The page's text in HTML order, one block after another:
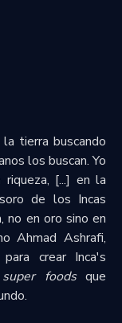
tierra buscando
los buscan. Yo
[...] en la
de los Incas
no en oro sino en
Ahmad Ashrafi,
crear Inca's
super foodsque